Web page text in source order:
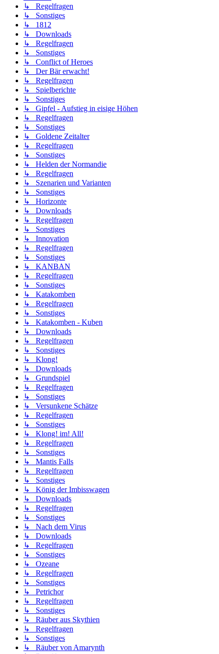
↳ Regelfragen
↳ Sonstiges
↳ 1812
↳ Downloads
↳ Regelfragen
↳ Sonstiges
↳ Conflict of Heroes
↳ Der Bär erwacht!
↳ Regelfragen
↳ Spielberichte
↳ Sonstiges
↳ Gipfel - Aufstieg in eisige Höhen
↳ Regelfragen
↳ Sonstiges
↳ Goldene Zeitalter
↳ Regelfragen
↳ Sonstiges
↳ Helden der Normandie
↳ Regelfragen
↳ Szenarien und Varianten
↳ Sonstiges
↳ Horizonte
↳ Downloads
↳ Regelfragen
↳ Sonstiges
↳ Innovation
↳ Regelfragen
↳ Sonstiges
↳ KANBAN
↳ Regelfragen
↳ Sonstiges
↳ Katakomben
↳ Regelfragen
↳ Sonstiges
↳ Katakomben - Kuben
↳ Downloads
↳ Regelfragen
↳ Sonstiges
↳ Klong!
↳ Downloads
↳ Grundspiel
↳ Regelfragen
↳ Sonstiges
↳ Versunkene Schätze
↳ Regelfragen
↳ Sonstiges
↳ Klong! im! All!
↳ Regelfragen
↳ Sonstiges
↳ Mantis Falls
↳ Regelfragen
↳ Sonstiges
↳ König der Imbisswagen
↳ Downloads
↳ Regelfragen
↳ Sonstiges
↳ Nach dem Virus
↳ Downloads
↳ Regelfragen
↳ Sonstiges
↳ Ozeane
↳ Regelfragen
↳ Sonstiges
↳ Petrichor
↳ Regelfragen
↳ Sonstiges
↳ Räuber aus Skythien
↳ Regelfragen
↳ Sonstiges
↳ Räuber von Amarynth